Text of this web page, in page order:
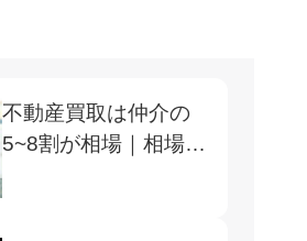
不動産買取は仲介の
5~8割が相場｜相場の
調べ方や高く売るコ
ツまで紹介